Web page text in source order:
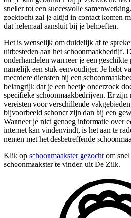
sneller tot een succesvolle
zoektocht zal je altijd in contact komen
dat helemaal aansluit bij je behoeften.
Het is wenselijk om duidelijk af te
uitbesteden aan het schoonmaakbedrijf.
onderhandelen wanneer je een geschikte
namelijk een stuk eenvoudiger. Je hebt
meerdere diensten bij een
belangrijk dat je een beetje onderzoek
specifieke schoonmaakbedrijven. Er zijn
vereisten voor verschillende
bijvoorbeeld schoner zijn dan bij een
Wanneer je niet genoeg informatie over
internet kan vindenvindt, is het aan te
nemen met het desbetreffende
Klik op schoonmaakster gezocht om
schoonmaakster te vinden uit De Zilk.